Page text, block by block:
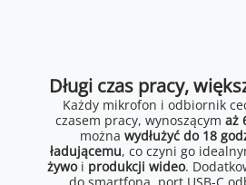
Długi czas pracy,
Każdy mikrofon i odbiornik
czasem pracy, wynoszącym aż
można wydłużyć do 18
ładującemu, co czyni go
żywoi produkcji wideo.